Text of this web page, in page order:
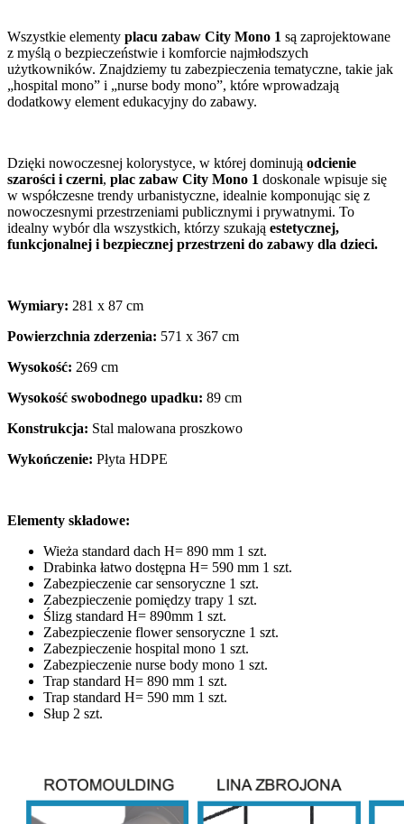
Wszystkie elementy placu zabaw City Mono 1 są zaprojektowane
z myślą o bezpieczeństwie i komforcie najmłodszych
użytkowników. Znajdziemy tu zabezpieczenia tematyczne, takie jak
„hospital mono” i „nurse body mono”, które wprowadzają
dodatkowy element edukacyjny do zabawy.
Dzięki nowoczesnej kolorystyce, w której dominują odcienie
szarości i czerni, plac zabaw City Mono 1 doskonale wpisuje się
w współczesne trendy urbanistyczne, idealnie komponując się z
nowoczesnymi przestrzeniami publicznymi i prywatnymi. To
idealny wybór dla wszystkich, którzy szukają estetycznej,
funkcjonalnej i bezpiecznej przestrzeni do zabawy dla dzieci.
Wymiary: 281 x 87 cm
Powierzchnia zderzenia: 571 x 367 cm
Wysokość: 269 cm
Wysokość swobodnego upadku: 89 cm
Konstrukcja: Stal malowana proszkowo
Wykończenie: Płyta HDPE
Elementy składowe:
Wieża standard dach H= 890 mm 1 szt.
Drabinka łatwo dostępna H= 590 mm 1 szt.
Zabezpieczenie car sensoryczne 1 szt.
Zabezpieczenie pomiędzy trapy 1 szt.
Ślizg standard H= 890mm 1 szt.
Zabezpieczenie flower sensoryczne 1 szt.
Zabezpieczenie hospital mono 1 szt.
Zabezpieczenie nurse body mono 1 szt.
Trap standard H= 890 mm 1 szt.
Trap standard H= 590 mm 1 szt.
Słup 2 szt.